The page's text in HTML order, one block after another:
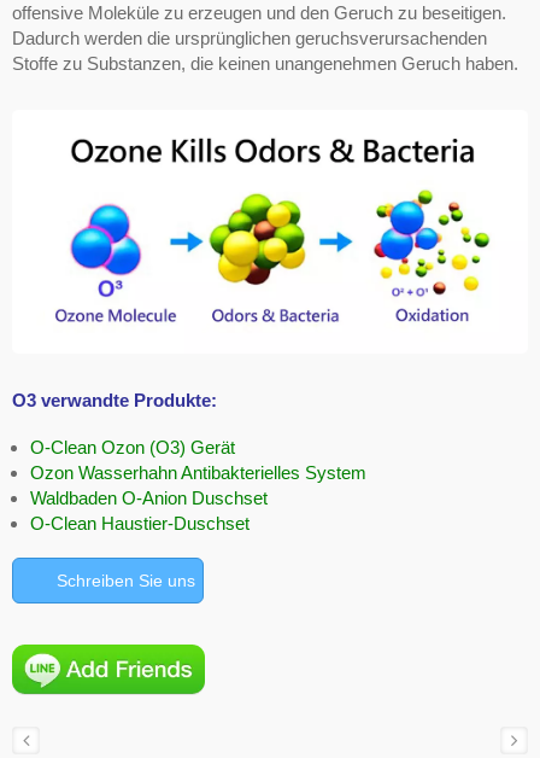
offensive Moleküle zu erzeugen und den Geruch zu beseitigen.
Dadurch werden die ursprünglichen geruchsverursachenden
Stoffe zu Substanzen, die keinen unangenehmen Geruch haben.
O3 verwandte Produkte:
O-Clean Ozon (O3) Gerät
Ozon Wasserhahn Antibakterielles System
Waldbaden O-Anion Duschset
O-Clean Haustier-Duschset
Schreiben Sie uns